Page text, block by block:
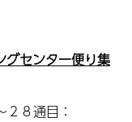
グセンター便り集
８通目：